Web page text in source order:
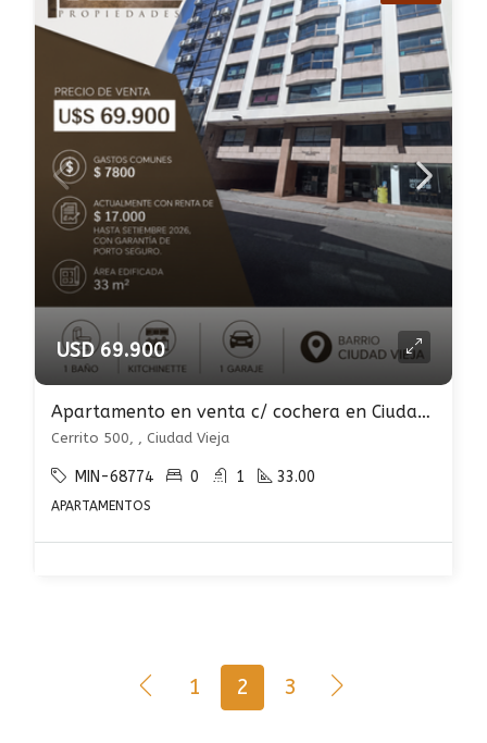
USD 69.900
Apartamento en venta c/ cochera en Ciudad Vieja
Cerrito 500, , Ciudad Vieja
MIN-68774 0 1 33.00
APARTAMENTOS
1 2 3